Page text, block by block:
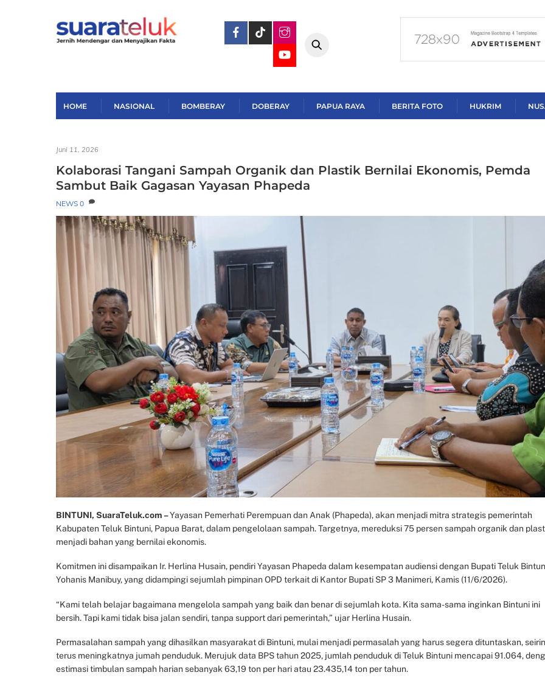
HOME NASIONAL BOMBERAY DOBERAY PAPUA RAYA BERITA FOTO HUKRIM
Juni 11, 2026
Kolaborasi Tangani Sampah Organik dan Plastik Bernilai Ekonomis, Pemda
Sambut Baik Gagasan Yayasan Phapeda
NEWS 0
BINTUNI, SuaraTeluk.com –Yayasan Pemerhati Perempuan dan Anak (Phapeda), akan menjadi mitra strategis pemerintah
Kabupaten Teluk Bintuni, Papua Barat, dalam pengelolaan sampah. Targetnya, mereduksi 75 persen sampah organik dan
menjadi bahan yang bernilai ekonomis.
Komitmen ini disampaikan Ir. Herlina Husain, pendiri Yayasan Phapeda dalam kesempatan audiensi dengan Bupati Teluk
Yohanis Manibuy, yang didampingi sejumlah pimpinan OPD terkait di Kantor Bupati SP 3 Manimeri, Kamis (11/6/2026).
“Kami telah belajar bagaimana mengelola sampah yang baik dan benar di sejumlah kota. Kita sama-sama inginkan Bintuni ini
bersih. Tapi kami tidak bisa jalan sendiri, tanpa support dari pemerintah,” ujar Herlina Husain.
Permasalahan sampah yang dihasilkan masyarakat di Bintuni, mulai menjadi permasalah yang harus segera dituntaskan,
terus meningkatnya jumah penduduk. Merujuk data BPS tahun 2025, jumlah penduduk di Teluk Bintuni mencapai 91.064,
estimasi timbulan sampah harian sebanyak 63,19 ton per hari atau 23.435,14 ton per tahun.